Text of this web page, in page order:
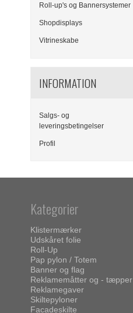
Roll-up's og Bannersystemer
Shopdisplays
Vitrineskabe
INFORMATION
Salgs- og
leveringsbetingelser
Profil
Kategorier
Klistermærker
Udskåret folie
Roll-Up
Pap pylon / Totem
Banner og flag
Reklamemåtter og - tæpper
Reklamegaver
Skiltepyloner
Facadeskilte